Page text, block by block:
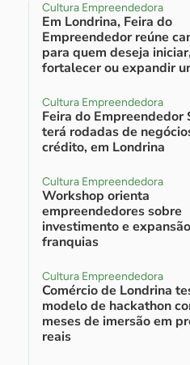
Cultura Empreendedora
Em Londrina, Feira do
Empreendedor reúne
para quem deseja iniciar,
fortalecer ou expandir
Cultura Empreendedora
Feira do Empreendedor
terá rodadas de
crédito, em Londrina
Cultura Empreendedora
Workshop orienta
empreendedores sobre
investimento e
franquias
Cultura Empreendedora
Comércio de Londrina
modelo de hackathon
meses de imersão em
reais